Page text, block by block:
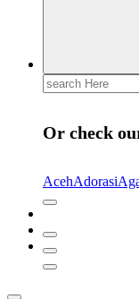
Search
for:
Or check
AcehAdorasi